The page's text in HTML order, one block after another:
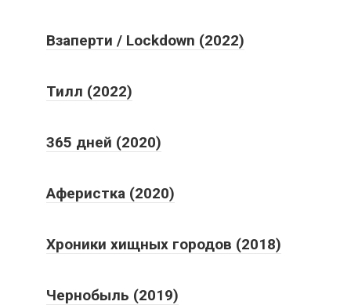
Взаперти / Lockdown (2022)
Тилл (2022)
365 дней (2020)
Аферистка (2020)
Хроники хищных городов (2018)
Чернобыль (2019)